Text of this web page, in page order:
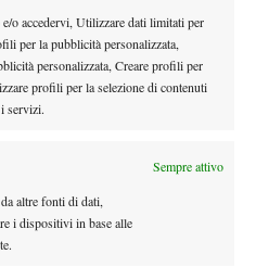
o accedervi, Utilizzare dati limitati per
per la pubblicità personalizzata,
personalizzata, Creare profili per
profili per la selezione di contenuti
servizi.
Sempre attivo
altre fonti di dati,
i dispositivi in base alle
e un tennis solido nei
entrato nella storia della
obiettivo è quello di
per ora, come ha ammesso
qualche giorno per